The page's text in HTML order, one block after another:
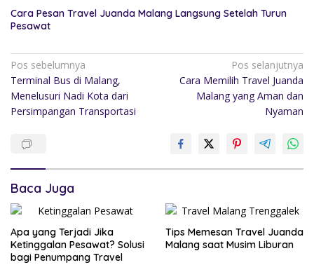
Cara Pesan Travel Juanda Malang Langsung Setelah Turun
Pesawat
Pos sebelumnya
Terminal Bus di Malang,
Menelusuri Nadi Kota dari
Persimpangan Transportasi
Pos selanjutnya
Cara Memilih Travel Juanda
Malang yang Aman dan
Nyaman
Baca Juga
Apa yang Terjadi Jika
Ketinggalan Pesawat? Solusi
bagi Penumpang Travel
Tips Memesan Travel Juanda
Malang saat Musim Liburan